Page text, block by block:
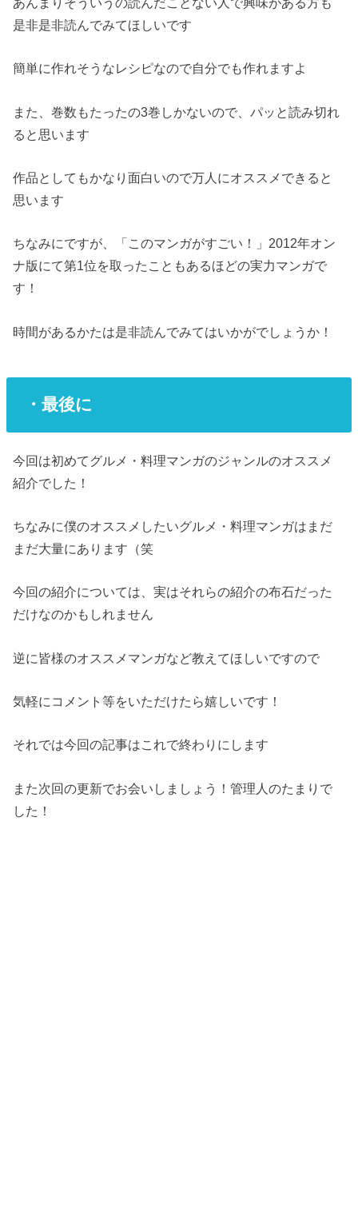
是非是非読んでみてほしいです
簡単に作れそうなレシピなので自分でも作れますよ
また、巻数もたったの3巻しかないので、パッと読み切れ
ると思います
作品としてもかなり面白いので万人にオススメできると
思います
ちなみにですが、「このマンガがすごい！」2012年オン
ナ版にて第1位を取ったこともあるほどの実力マンガで
す！
時間があるかたは是非読んでみてはいかがでしょうか！
・最後に
今回は初めてグルメ・料理マンガのジャンルのオススメ
紹介でした！
ちなみに僕のオススメしたいグルメ・料理マンガはまだ
まだ大量にあります（笑
今回の紹介については、実はそれらの紹介の布石だった
だけなのかもしれません
逆に皆様のオススメマンガなど教えてほしいですので
気軽にコメント等をいただけたら嬉しいです！
それでは今回の記事はこれで終わりにします
また次回の更新でお会いしましょう！管理人のたまりで
した！